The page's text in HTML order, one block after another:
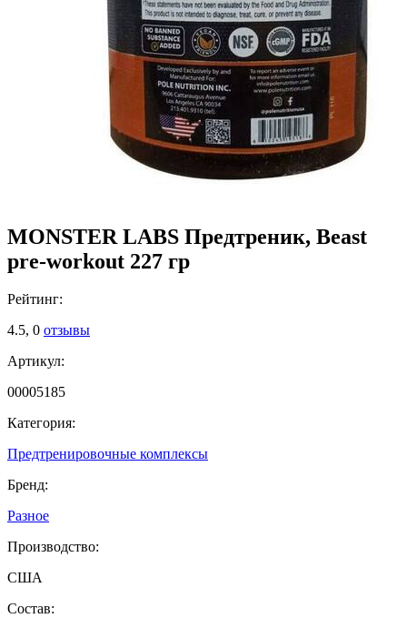
MONSTER LABS Предтреник, Beast
pre-workout 227 гр
Рейтинг:
4.5, 0 отзывы
Артикул:
00005185
Категория:
Предтренировочные комплексы
Бренд:
Разное
Производство:
США
Состав: